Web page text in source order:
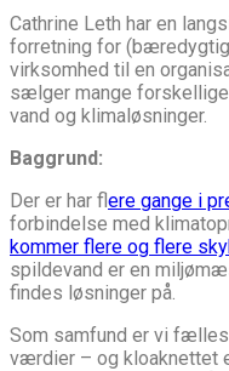
Cathrine Leth har en
forretning for
virksomhed til en
sælger mange
vand og klimaløsninger.
Baggrund:
Der er har flere gange i
forbindelse med
kommer flere og flere
spildevand er en
findes løsninger på.
Som samfund er vi
værdier – og kloaknettet